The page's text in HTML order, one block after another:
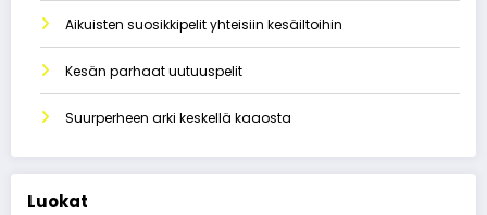
Aikuisten suosikkipelit yhteisiin kesäiltoihin
Kesän parhaat uutuuspelit
Suurperheen arki keskellä kaaosta
Luokat